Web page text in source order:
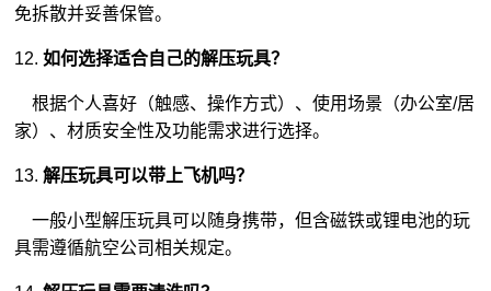
免拆散并妥善保管。
12.如何选择适合自己的解压玩具？
根据个人喜好（触感、操作方式）、使用场景（办公室/居
家）、材质安全性及功能需求进行选择。
13.解压玩具可以带上飞机吗？
一般小型解压玩具可以随身携带，但含磁铁或锂电池的玩
具需遵循航空公司相关规定。